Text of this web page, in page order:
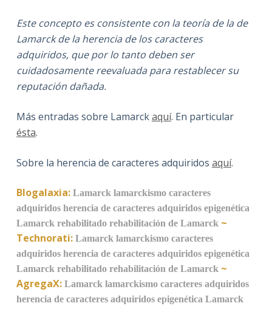
Este concepto es consistente con la teoría de la de
Lamarck de la herencia de los caracteres
adquiridos, que por lo tanto deben ser
cuidadosamente reevaluada para restablecer su
reputación dañada.
Más entradas sobre Lamarckaquí. En particular
ésta.
Sobre la herencia de caracteres adquiridos aquí.
Blogalaxia: Lamarck lamarckismo caracteres
adquiridos herencia de caracteres adquiridos epigenética
Lamarck rehabilitado rehabilitación de Lamarck~
Technorati: Lamarck lamarckismo caracteres
adquiridos herencia de caracteres adquiridos epigenética
Lamarck rehabilitado rehabilitación de Lamarck~
AgregaX: Lamarck lamarckismo caracteres adquiridos
herencia de caracteres adquiridos epigenética Lamarck